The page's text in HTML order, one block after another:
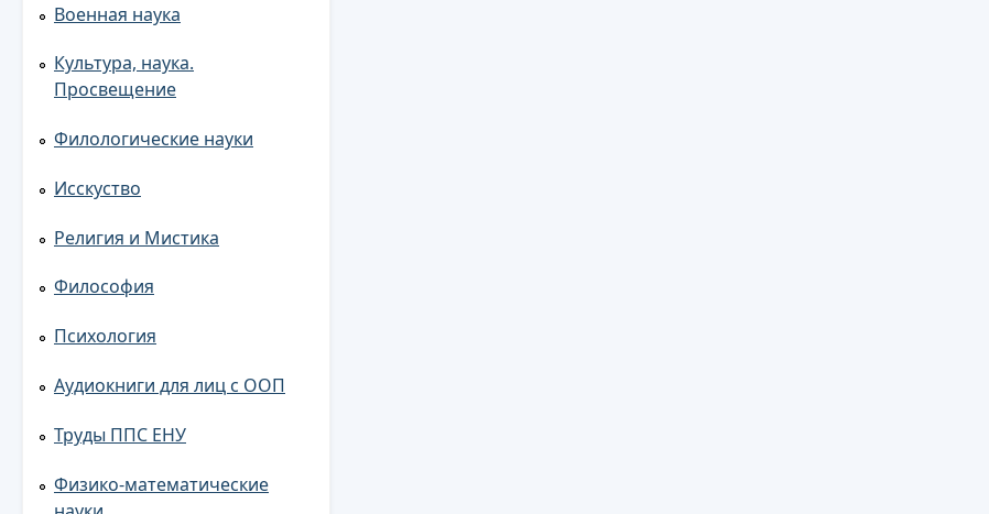
Военная наука
Культура, наука.
Просвещение
Филологические науки
Исскуство
Религия и Мистика
Философия
Психология
Аудиокниги для лиц с ООП
Труды ППС ЕНУ
Физико-математические